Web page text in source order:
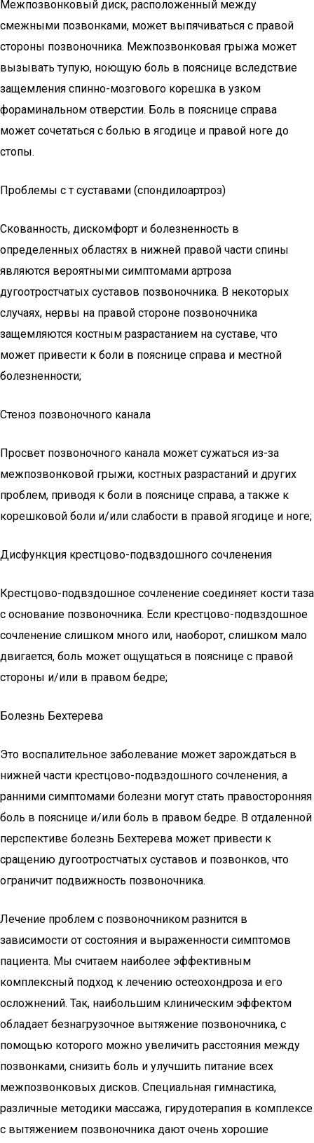
Межпозвонковый диск, расположенный между
смежными позвонками, может выпячиваться с правой
стороны позвоночника. Межпозвонковая грыжа может
вызывать тупую, ноющую боль в пояснице вследствие
защемления спинно-мозгового корешка в узком
фораминальном отверстии. Боль в пояснице справа
может сочетаться с болью в ягодице и правой ноге до
стопы.
Проблемы с т суставами (спондилоартроз)
Скованность, дискомфорт и болезненность в
определенных областях в нижней правой части спины
являются вероятными симптомами артроза
дугоотростчатых суставов позвоночника. В некоторых
случаях, нервы на правой стороне позвоночника
защемляются костным разрастанием на суставе, что
может привести к боли в пояснице справа и местной
болезненности;
Стеноз позвоночного канала
Просвет позвоночного канала может сужаться из-за
межпозвонковой грыжи, костных разрастаний и других
проблем, приводя к боли в пояснице справа, а также к
корешковой боли и/или слабости в правой ягодице и ноге;
Дисфункция крестцово-подвздошного сочленения
Крестцово-подвздошное сочленение соединяет кости таза
с основание позвоночника. Если крестцово-подвздошное
сочленение слишком много или, наоборот, слишком мало
двигается, боль может ощущаться в пояснице с правой
стороны и/или в правом бедре;
Болезнь Бехтерева
Это воспалительное заболевание может зарождаться в
нижней части крестцово-подвздошного сочленения, а
ранними симптомами болезни могут стать правосторонняя
боль в пояснице и/или боль в правом бедре. В отдаленной
перспективе болезнь Бехтерева может привести к
сращению дугоотростчатых суставов и позвонков, что
ограничит подвижность позвоночника.
Лечение проблем с позвоночником разнится в
зависимости от состояния и выраженности симптомов
пациента. Мы считаем наиболее эффективным
комплексный подход к лечению остеохондроза и его
осложнений. Так, наибольшим клиническим эффектом
обладает безнагрузочное вытяжение позвоночника, с
помощью которого можно увеличить расстояния между
позвонками, снизить боль и улучшить питание всех
межпозвонковых дисков. Специальная гимнастика,
различные методики массажа, гирудотерапия в комплексе
с вытяжением позвоночника дают очень хорошие